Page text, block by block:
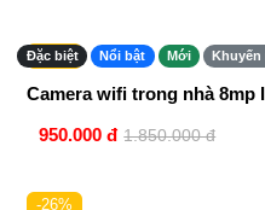
Đặc biệt Nổi bật Mới Khuyến
Chính hãng
-48%
Camera wifi trong nhà 8mp
950.000 đ 1.850.000 đ
-26%